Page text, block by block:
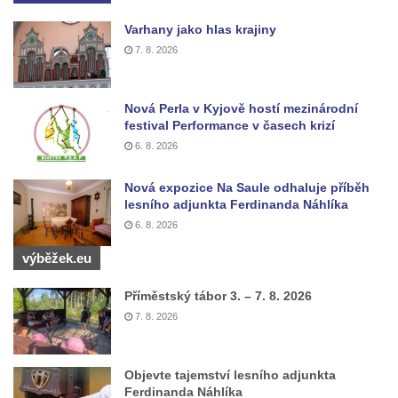
Českých Budějovicích
Pomník Vojtěcha Adalberta Lanny v parku
Na Sadech v Českých Budějovicích
Pomník Přemysla Otakara II. v parku Na
Sadech v Českých Budějovicích
Socha Mateřství v parku Na Sadech v
Českých Budějovicích
Památník Otokara Mokrého v parku Na
Sadech v Českých Budějovicích
Poslední dochovaný tramvajový sloup na
Socha Civilizovaní na Husově třídě v
Českých Budějovicích
Socha svatého Jana Nepomuckého Na
Sadech u Mlýnské stoky v Českých
Varhany jako hlas krajiny
7. 8. 2026
Nová Perla v Kyjově hostí mezinárodní
festival Performance v časech krizí
6. 8. 2026
Nová expozice Na Saule odhaluje příběh
lesního adjunkta Ferdinanda Náhlíka
6. 8. 2026
výběžek.eu
Příměstský tábor 3. – 7. 8. 2026
7. 8. 2026
Objevte tajemství lesního adjunkta
Ferdinanda Náhlíka